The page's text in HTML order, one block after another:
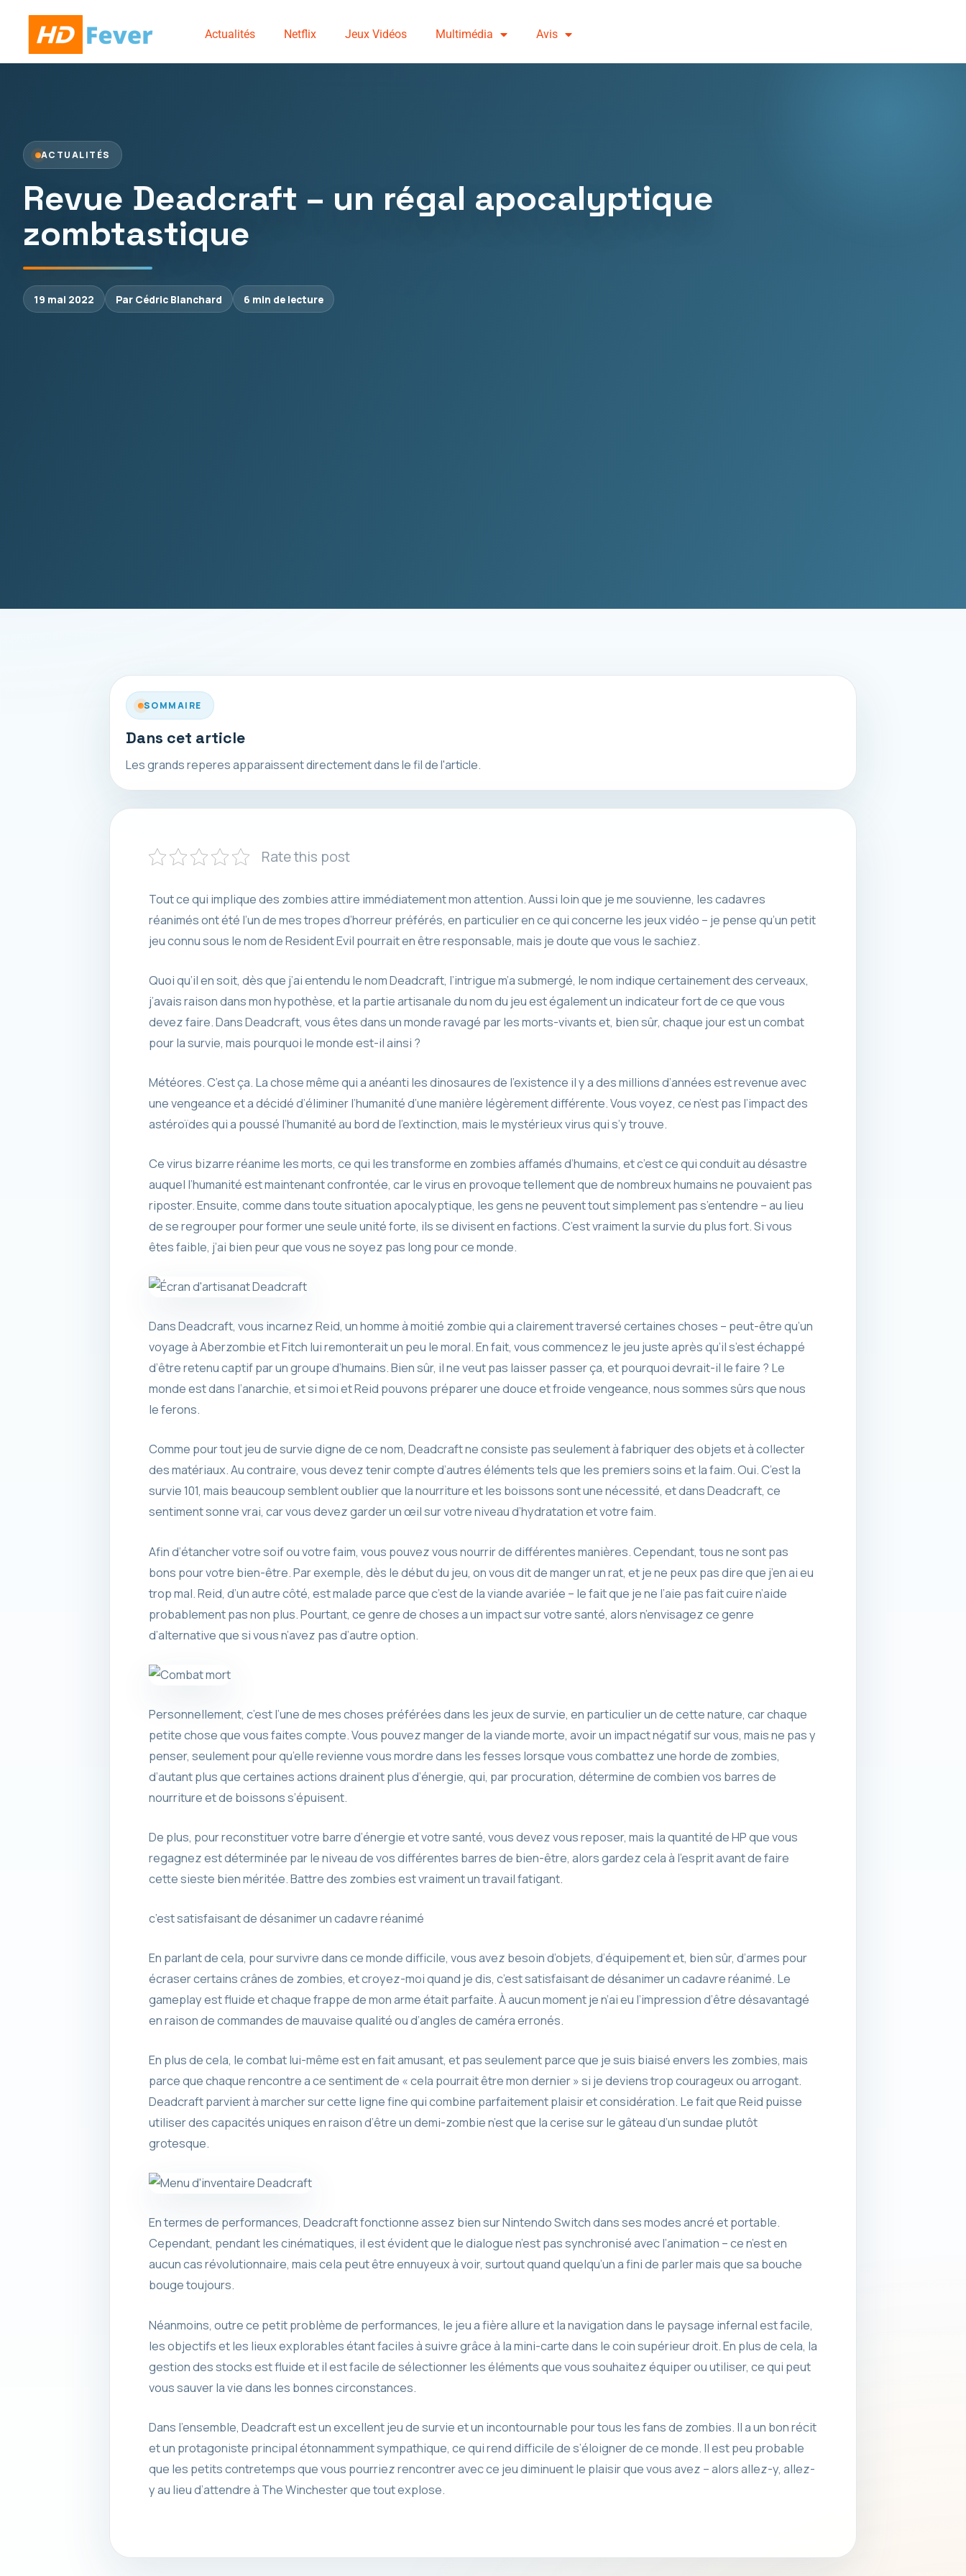
Actualités Netflix Jeux Vidéos Multimédia Avis
ACTUALITÉS
Revue Deadcraft – un régal apocalyptique
zombtastique
19 mai 2022 Par Cédric Blanchard 6 min de lecture
SOMMAIRE
Dans cet article
Les grands reperes apparaissent directement dans le fil de l'article.
Rate this post
Tout ce qui implique des zombies attire immédiatement mon attention. Aussi loin que je me souvienne, les cadavres
réanimés ont été l’un de mes tropes d’horreur préférés, en particulier en ce qui concerne les jeux vidéo – je pense qu’un petit
jeu connu sous le nom de Resident Evil pourrait en être responsable, mais je doute que vous le sachiez.
Quoi qu’il en soit, dès que j’ai entendu le nom Deadcraft, l’intrigue m’a submergé, le nom indique certainement des cerveaux,
j’avais raison dans mon hypothèse, et la partie artisanale du nom du jeu est également un indicateur fort de ce que vous
devez faire. Dans Deadcraft, vous êtes dans un monde ravagé par les morts-vivants et, bien sûr, chaque jour est un combat
pour la survie, mais pourquoi le monde est-il ainsi ?
Météores. C’est ça. La chose même qui a anéanti les dinosaures de l’existence il y a des millions d’années est revenue avec
une vengeance et a décidé d’éliminer l’humanité d’une manière légèrement différente. Vous voyez, ce n’est pas l’impact des
astéroïdes qui a poussé l’humanité au bord de l’extinction, mais le mystérieux virus qui s’y trouve.
Ce virus bizarre réanime les morts, ce qui les transforme en zombies affamés d’humains, et c’est ce qui conduit au désastre
auquel l’humanité est maintenant confrontée, car le virus en provoque tellement que de nombreux humains ne pouvaient pas
riposter. Ensuite, comme dans toute situation apocalyptique, les gens ne peuvent tout simplement pas s’entendre – au lieu
de se regrouper pour former une seule unité forte, ils se divisent en factions. C’est vraiment la survie du plus fort. Si vous
êtes faible, j’ai bien peur que vous ne soyez pas long pour ce monde.
Dans Deadcraft, vous incarnez Reid, un homme à moitié zombie qui a clairement traversé certaines choses – peut-être qu’un
voyage à Aberzombie et Fitch lui remonterait un peu le moral. En fait, vous commencez le jeu juste après qu’il s’est échappé
d’être retenu captif par un groupe d’humains. Bien sûr, il ne veut pas laisser passer ça, et pourquoi devrait-il le faire ? Le
monde est dans l’anarchie, et si moi et Reid pouvons préparer une douce et froide vengeance, nous sommes sûrs que nous
le ferons.
Comme pour tout jeu de survie digne de ce nom, Deadcraft ne consiste pas seulement à fabriquer des objets et à collecter
des matériaux. Au contraire, vous devez tenir compte d’autres éléments tels que les premiers soins et la faim. Oui. C’est la
survie 101, mais beaucoup semblent oublier que la nourriture et les boissons sont une nécessité, et dans Deadcraft, ce
sentiment sonne vrai, car vous devez garder un œil sur votre niveau d’hydratation et votre faim.
Afin d’étancher votre soif ou votre faim, vous pouvez vous nourrir de différentes manières. Cependant, tous ne sont pas
bons pour votre bien-être. Par exemple, dès le début du jeu, on vous dit de manger un rat, et je ne peux pas dire que j’en ai eu
trop mal. Reid, d’un autre côté, est malade parce que c’est de la viande avariée – le fait que je ne l’aie pas fait cuire n’aide
probablement pas non plus. Pourtant, ce genre de choses a un impact sur votre santé, alors n’envisagez ce genre
d’alternative que si vous n’avez pas d’autre option.
Personnellement, c’est l’une de mes choses préférées dans les jeux de survie, en particulier un de cette nature, car chaque
petite chose que vous faites compte. Vous pouvez manger de la viande morte, avoir un impact négatif sur vous, mais ne pas y
penser, seulement pour qu’elle revienne vous mordre dans les fesses lorsque vous combattez une horde de zombies,
d’autant plus que certaines actions drainent plus d’énergie, qui, par procuration, détermine de combien vos barres de
nourriture et de boissons s’épuisent.
De plus, pour reconstituer votre barre d’énergie et votre santé, vous devez vous reposer, mais la quantité de HP que vous
regagnez est déterminée par le niveau de vos différentes barres de bien-être, alors gardez cela à l’esprit avant de faire
cette sieste bien méritée. Battre des zombies est vraiment un travail fatigant.
c’est satisfaisant de désanimer un cadavre réanimé
En parlant de cela, pour survivre dans ce monde difficile, vous avez besoin d’objets, d’équipement et, bien sûr, d’armes pour
écraser certains crânes de zombies, et croyez-moi quand je dis, c’est satisfaisant de désanimer un cadavre réanimé. Le
gameplay est fluide et chaque frappe de mon arme était parfaite. À aucun moment je n’ai eu l’impression d’être désavantagé
en raison de commandes de mauvaise qualité ou d’angles de caméra erronés.
En plus de cela, le combat lui-même est en fait amusant, et pas seulement parce que je suis biaisé envers les zombies, mais
parce que chaque rencontre a ce sentiment de « cela pourrait être mon dernier » si je deviens trop courageux ou arrogant.
Deadcraft parvient à marcher sur cette ligne fine qui combine parfaitement plaisir et considération. Le fait que Reid puisse
utiliser des capacités uniques en raison d’être un demi-zombie n’est que la cerise sur le gâteau d’un sundae plutôt
grotesque.
En termes de performances, Deadcraft fonctionne assez bien sur Nintendo Switch dans ses modes ancré et portable.
Cependant, pendant les cinématiques, il est évident que le dialogue n’est pas synchronisé avec l’animation – ce n’est en
aucun cas révolutionnaire, mais cela peut être ennuyeux à voir, surtout quand quelqu’un a fini de parler mais que sa bouche
bouge toujours.
Néanmoins, outre ce petit problème de performances, le jeu a fière allure et la navigation dans le paysage infernal est facile,
les objectifs et les lieux explorables étant faciles à suivre grâce à la mini-carte dans le coin supérieur droit. En plus de cela, la
gestion des stocks est fluide et il est facile de sélectionner les éléments que vous souhaitez équiper ou utiliser, ce qui peut
vous sauver la vie dans les bonnes circonstances.
Dans l’ensemble, Deadcraft est un excellent jeu de survie et un incontournable pour tous les fans de zombies. Il a un bon récit
et un protagoniste principal étonnamment sympathique, ce qui rend difficile de s’éloigner de ce monde. Il est peu probable
que les petits contretemps que vous pourriez rencontrer avec ce jeu diminuent le plaisir que vous avez – alors allez-y, allez-
y au lieu d’attendre à The Winchester que tout explose.